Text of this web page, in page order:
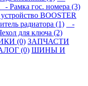
- Рамка гос. номера (3)
BOOSTER
радиатора (1)
-
для ключа (2)
(0) ЗАПЧАСТИ
(0) ШИНЫ И